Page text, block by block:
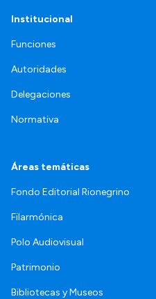
Institucional
Funciones
Autoridades
Delegaciones
Normativa
Áreas temáticas
Fondo Editorial Rionegrino
Filarmónica
Polo Audiovisual
Patrimonio
Bibliotecas y Museos